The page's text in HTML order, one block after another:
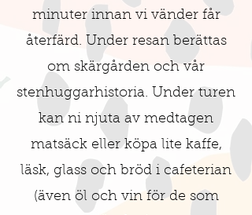
minuter innan vi vänder får
återfärd. Under resan berättas
om skärgården och vår
stenhuggarhistoria. Under turen
kan ni njuta av medtagen
matsäck eller köpa lite kaffe,
läsk, glass och bröd i cafeterian
(även öl och vin för de som